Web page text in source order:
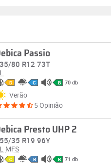
Passio
80 R12 73T
D C B 70 db
Verão
5 Opinião
Presto UHP 2
35 R19 96Y
MFS
C B B 71 db